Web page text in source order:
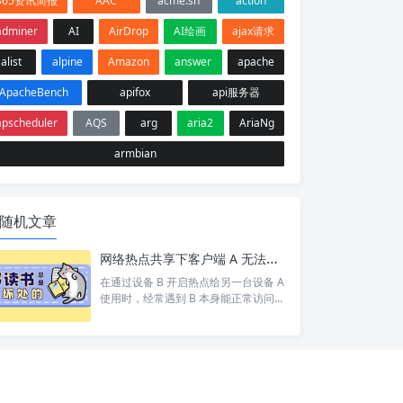
AI AirDrop AI绘画
ajax请求
alist
alpine Amazon answer
apache
apifox
api服务器
AQS arg aria2
AriaNg
armbian
随机文章
网络热点共享下客户端 A 无法访问目标设备 C 排查
在通过设备 B 开启热点给另一台设备 A
使用时，经常遇到 B 本身能正常访问网